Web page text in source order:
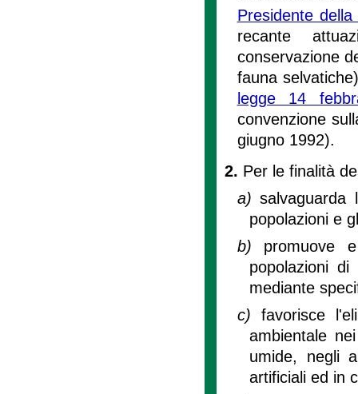
Presidente
recante
conservazione
fauna
legge 14
convenzione
giugno 1992).
2. Per le finalità
a)
popolazioni e
b) promuove
popolazioni
mediante
c)favorisce
ambientale
umide, negli
artificiali ed in